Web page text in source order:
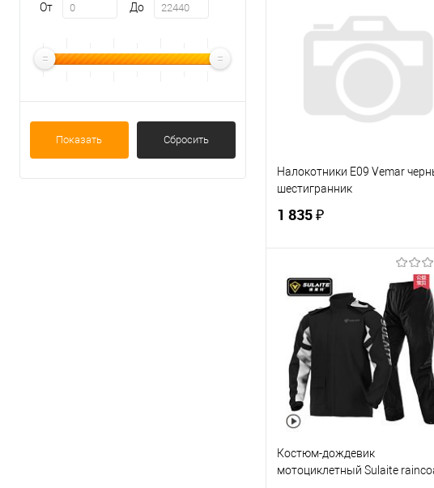
От До
Показать Сбросить
Купить в 1 клик
К
В избранное
Под заказ
Налокотники E09 Vemar
шестигранник
1 835 ₽
В корзину
Купить в 1 клик
К
В избранное
В наличии
Костюм-дождевик
мотоциклетный Sulaite